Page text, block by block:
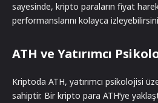
sayesinde, kripto paraların fiyat
performanslarını kolayca
ATH ve Yatırımcı
Kriptoda ATH, yatırımcı psikolojisi
sahiptir. Bir kripto para ATH’ye